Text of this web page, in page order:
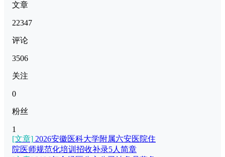
文章
22347
评论
3506
关注
0
粉丝
1
[文章] 2026安徽医科大学附属六安医院住
院医师规范化培训招收补录5人简章